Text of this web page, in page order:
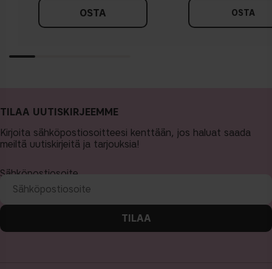
OSTA OSTA
TILAA UUTISKIRJEEMME
Kirjoita sähköpostiosoitteesi kenttään, jos haluat saada
meiltä uutiskirjeitä ja tarjouksia!
Sähköpostiosoite
TILAA